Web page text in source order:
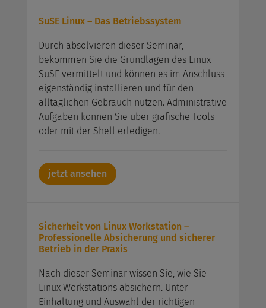
SuSE Linux – Das Betriebssystem
Durch absolvieren dieser Seminar,
bekommen Sie die Grundlagen des Linux
SuSE vermittelt und können es im Anschluss
eigenständig installieren und für den
alltäglichen Gebrauch nutzen. Administrative
Aufgaben können Sie über grafische Tools
oder mit der Shell erledigen.
jetzt ansehen
Sicherheit von Linux Workstation –
Professionelle Absicherung und sicherer
Betrieb in der Praxis
Nach dieser Seminar wissen Sie, wie Sie
Linux Workstations absichern. Unter
Einhaltung und Auswahl der richtigen